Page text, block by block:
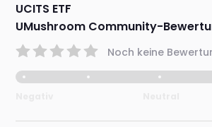
UCITS ETF
UMushroom Community-
Noch keine